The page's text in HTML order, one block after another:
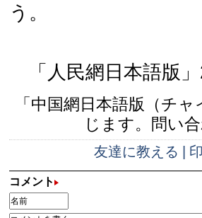
う。
「人民網日本語版
「中国網日本語版（チ
じます。問い
友達に教える
コメント